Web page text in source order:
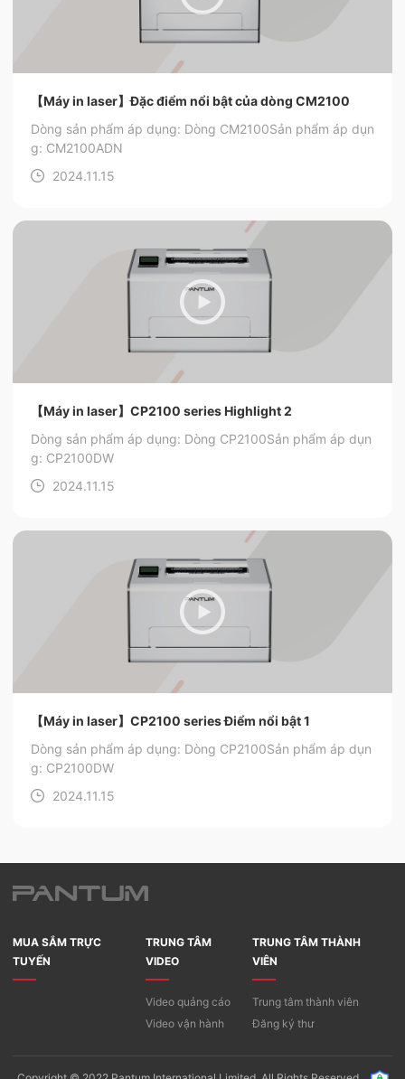
【Máy in laser】Đặc điểm nổi bật của dòng CM2100
Dòng sản phẩm áp dụng: Dòng CM2100Sản phẩm áp dụn
g: CM2100ADN
2024.11.15
【Máy in laser】CP2100 series Highlight 2
Dòng sản phẩm áp dụng: Dòng CP2100Sản phẩm áp dụn
g: CP2100DW
2024.11.15
【Máy in laser】CP2100 series Điểm nổi bật 1
Dòng sản phẩm áp dụng: Dòng CP2100Sản phẩm áp dụn
g: CP2100DW
2024.11.15
MUA SẮM TRỰC
TUYẾN
TRUNG TÂM
VIDEO
Video quảng cáo
Video vận hành
TRUNG TÂM THÀNH
VIÊN
Trung tâm thành viên
Đăng ký thư